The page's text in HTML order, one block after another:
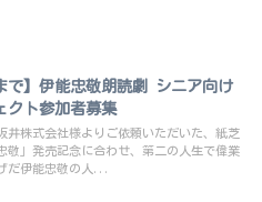
で】伊能忠敬朗読劇 シニア向け
クト参加者募集
井株式会社様よりご依頼いただいた、紙芝
敬」発売記念に合わせ、第二の人生で偉業
だ伊能忠敬の人...